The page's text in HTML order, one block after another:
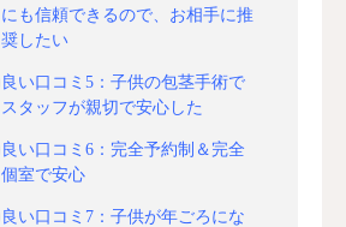
にも信頼できるので、お相手に推
奨したい
良い口コミ5：子供の包茎手術で
スタッフが親切で安心した
良い口コミ6：完全予約制＆完全
個室で安心
良い口コミ7：子供が年ごろにな